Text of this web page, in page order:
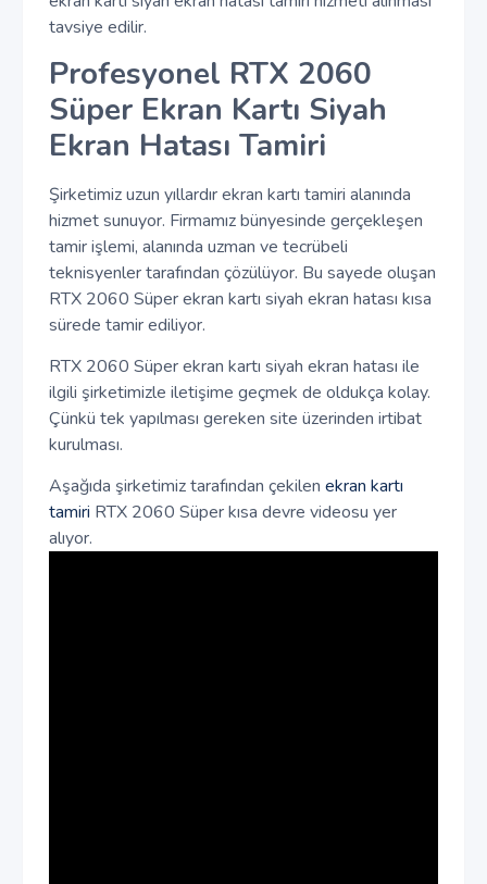
tavsiye edilir.
Profesyonel RTX 2060
Süper Ekran Kartı Siyah
Ekran Hatası Tamiri
Şirketimiz uzun yıllardır ekran kartı tamiri alanında
hizmet sunuyor. Firmamız bünyesinde gerçekleşen
tamir işlemi, alanında uzman ve tecrübeli
teknisyenler tarafından çözülüyor. Bu sayede oluşan
RTX 2060 Süper ekran kartı siyah ekran hatası kısa
sürede tamir ediliyor.
RTX 2060 Süper ekran kartı siyah ekran hatası ile
ilgili şirketimizle iletişime geçmek de oldukça kolay.
Çünkü tek yapılması gereken site üzerinden irtibat
kurulması.
Aşağıda şirketimiz tarafından çekilen ekran kartı
tamiri RTX 2060 Süper kısa devre videosu yer
alıyor.